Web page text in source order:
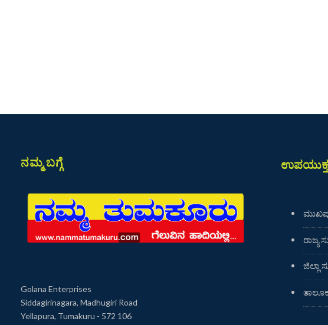
ನಮ್ಮ ಬಗ್ಗೆ
Golana Enterprises
Siddagirinagara, Madhugiri Road
Yellapura, Tumakuru - 572 106
ಉಪಯುಕ್ತ
ರಾಜ್ಯ
ಜಿಲ್ಲಾ